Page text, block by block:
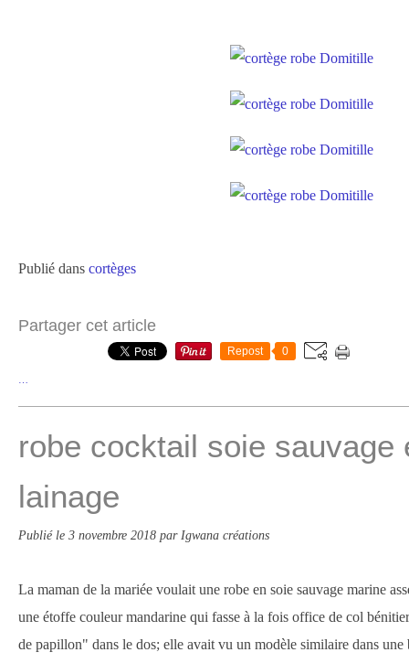
Publié dans cortèges
Partager cet article
Repost 0
robe cocktail soie sauvage
lainage
Publié le 3 novembre 2018 par Igwana créations
La maman de la mariée voulait une robe en soie sauvage marine
une étoffe couleur mandarine qui fasse à la fois office de col
de papillon" dans le dos; elle avait vu un modèle similaire dans